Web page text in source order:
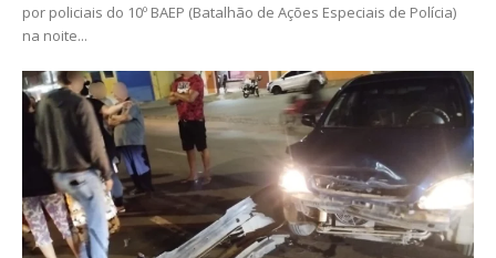
por policiais do 10º BAEP (Batalhão de Ações Especiais de Polícia)
na noite...